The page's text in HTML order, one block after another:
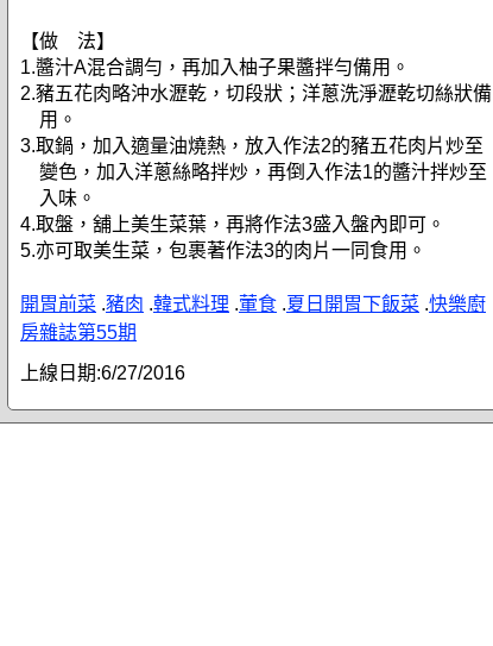
【做 法】
1.醬汁A混合調勻，再加入柚子果醬拌勻備用。
2.豬五花肉略沖水瀝乾，切段狀；洋蔥洗淨瀝乾切絲狀備
用。
3.取鍋，加入適量油燒熱，放入作法2的豬五花肉片炒至
變色，加入洋蔥絲略拌炒，再倒入作法1的醬汁拌炒至
入味。
4.取盤，舖上美生菜葉，再將作法3盛入盤內即可。
5.亦可取美生菜，包裹著作法3的肉片一同食用。
開胃前菜 .豬肉 .韓式料理 .葷食 .夏日開胃下飯菜 .快樂廚
房雜誌第55期
上線日期:6/27/2016